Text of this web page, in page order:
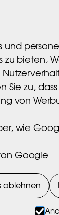
und
zu bieten,
Sie zu,
von
wie
Google
ablehnen